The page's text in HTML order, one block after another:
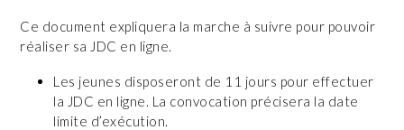
Ce document expliquera la marche à suivre pour pouvoir
réaliser sa JDC en ligne.
Les jeunes disposeront de 11 jours pour effectuer
la JDC en ligne. La convocation précisera la date
limite d’exécution.